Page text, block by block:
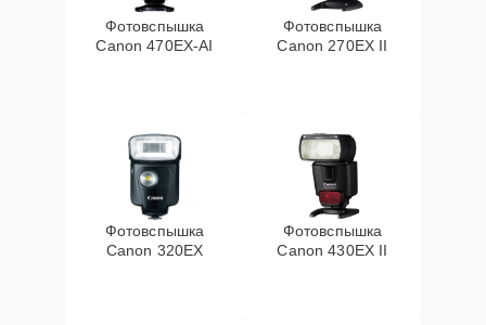
Фотовспышка
Canon 470EX-AI
Фотовспышка
Canon 270EX II
Фотовспышка
Canon 320EX
Фотовспышка
Canon 430EX II